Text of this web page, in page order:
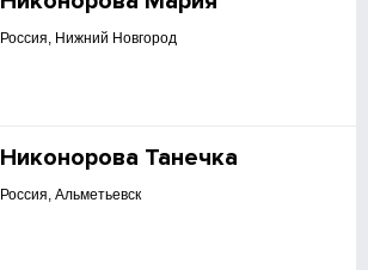
Россия, Нижний Новгород
Никонорова Танечка
Россия, Альметьевск